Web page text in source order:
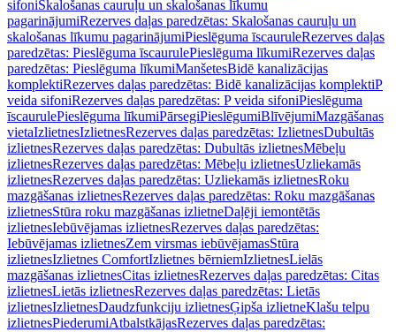
sifoniSkalošanas cauruļu un skalošanas līkumu
pagarinājumiRezerves daļas paredzētas: Skalošanas cauruļu un
skalošanas līkumu pagarinājumiPieslēguma īscauruleRezerves daļas
paredzētas: Pieslēguma īscaurulePieslēguma līkumiRezerves daļas
paredzētas: Pieslēguma līkumiManšetesBidē kanalizācijas
komplektiRezerves daļas paredzētas: Bidē kanalizācijas komplektiP
veida sifoniRezerves daļas paredzētas: P veida sifoniPieslēguma
īscaurulePieslēguma līkumiPārsegiPieslēgumiBlīvējumiMazgāšanas
vietaIzlietnesIzlietnesRezerves daļas paredzētas: IzlietnesDubultās
izlietnesRezerves daļas paredzētas: Dubultās izlietnesMēbeļu
izlietnesRezerves daļas paredzētas: Mēbeļu izlietnesUzliekamās
izlietnesRezerves daļas paredzētas: Uzliekamās izlietnesRoku
mazgāšanas izlietnesRezerves daļas paredzētas: Roku mazgāšanas
izlietnesStūra roku mazgāšanas izlietneDaļēji iemontētās
izlietnesIebūvējamas izlietnesRezerves daļas paredzētas:
Iebūvējamas izlietnesZem virsmas iebūvējamasStūra
izlietnesIzlietnes ComfortIzlietnes bērniemIzlietnesLielās
mazgāšanas izlietnesCitas izlietnesRezerves daļas paredzētas: Citas
izlietnesLietās izlietnesRezerves daļas paredzētas: Lietās
izlietnesIzlietnesDaudzfunkciju izlietnesĢipša izlietneKlašu telpu
izlietnesPiederumiAtbalstkājasRezerves daļas paredzētas: